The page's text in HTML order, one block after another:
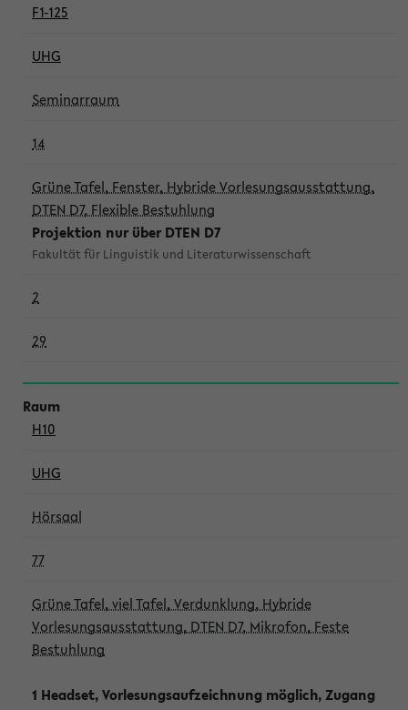
F1-125
UHG
Seminarraum
14
Grüne Tafel, Fenster, Hybride Vorlesungsausstattung,
DTEN D7, Flexible Bestuhlung
Projektion nur über DTEN D7
Fakultät für Linguistik und Literaturwissenschaft
2
29
H10
UHG
Hörsaal
77
Grüne Tafel, viel Tafel, Verdunklung, Hybride
Vorlesungsausstattung, DTEN D7, Mikrofon, Feste
Bestuhlung
1 Headset, Vorlesungsaufzeichnung möglich, Zugang